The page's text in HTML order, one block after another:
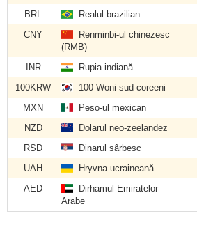
BRL
Realul brazilian
CNY
Renminbi-ul chinezesc
(RMB)
INR Rupia indiană
100KRW
100 Woni sud-coreeni
MXN
Peso-ul mexican
NZD
Dolarul neo-zeelandez
RSD
Dinarul sârbesc
UAH
Hryvna ucraineană
AED
Dirhamul Emiratelor
Arabe